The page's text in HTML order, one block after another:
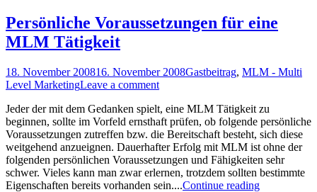
Persönliche Voraussetzungen für eine
MLM Tätigkeit
18. November 200816. November 2008Gastbeitrag, MLM - Multi
Level MarketingLeave a comment
Jeder der mit dem Gedanken spielt, eine MLM Tätigkeit zu
beginnen, sollte im Vorfeld ernsthaft prüfen, ob folgende persönliche
Voraussetzungen zutreffen bzw. die Bereitschaft besteht, sich diese
weitgehend anzueignen. Dauerhafter Erfolg mit MLM ist ohne der
folgenden persönlichen Voraussetzungen und Fähigkeiten sehr
schwer. Vieles kann man zwar erlernen, trotzdem sollten bestimmte
Eigenschaften bereits vorhanden sein....Continue reading